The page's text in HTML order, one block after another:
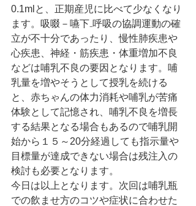
0.1mlと、正期産児に比べて少なくなり
ます。吸啜－嚥下₋呼吸の協調運動の確
立が不十分であったり、慢性肺疾患や
心疾患、神経・筋疾患・体重増加不良
などは哺乳不良の要因となります。哺
乳量を増やそうとして授乳を続ける
と、赤ちゃんの体力消耗や哺乳が苦痛
体験として記憶され、哺乳不良を増長
する結果となる場合もあるので哺乳開
始から１５～20分経過しても指示量や
目標量が達成できない場合は残注入の
検討も必要となります。
今日は以上となります。次回は哺乳瓶
での飲ませ方のコツや症状に合わせた